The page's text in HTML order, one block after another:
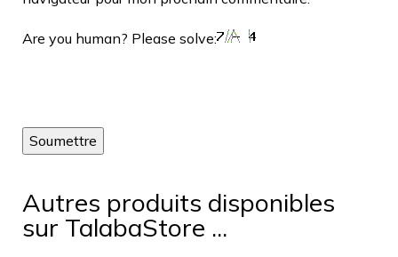
Are you human? Please solve:
Autres produits disponibles
sur TalabaStore ...